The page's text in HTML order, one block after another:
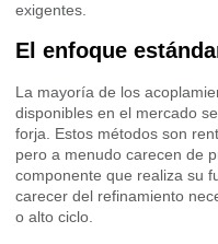
exigentes.
El enfoque
La mayoría de los
disponibles en el mercado
forja. Estos métodos son
pero a menudo carecen de
componente que realiza su
carecer del refinamiento
o alto ciclo.